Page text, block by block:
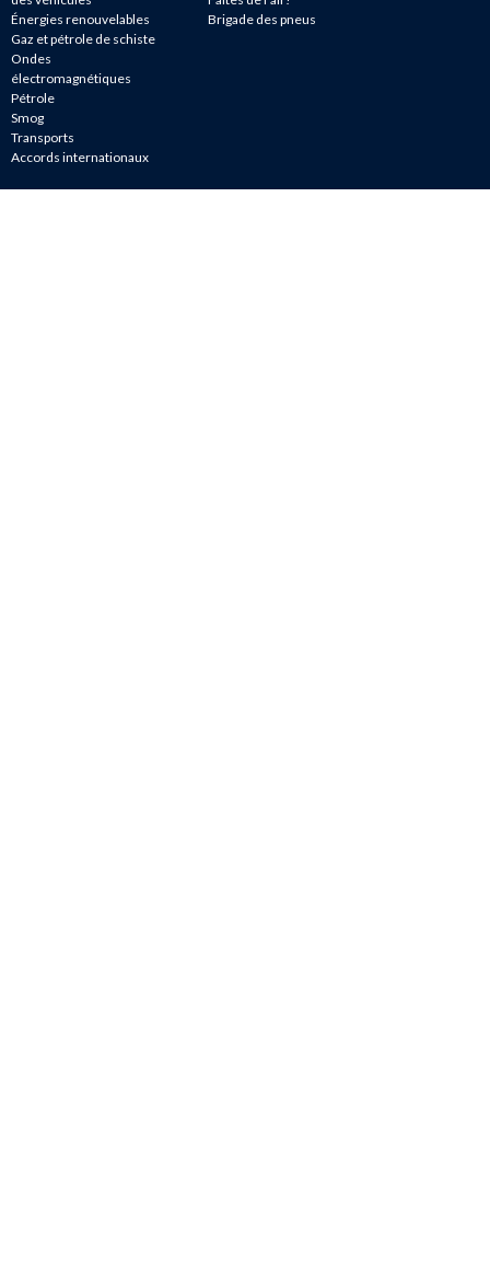
Énergies renouvelables
Gaz et pétrole de schiste
Ondes
électromagnétiques
Pétrole
Smog
Transports
Accords internationaux
Brigade des pneus